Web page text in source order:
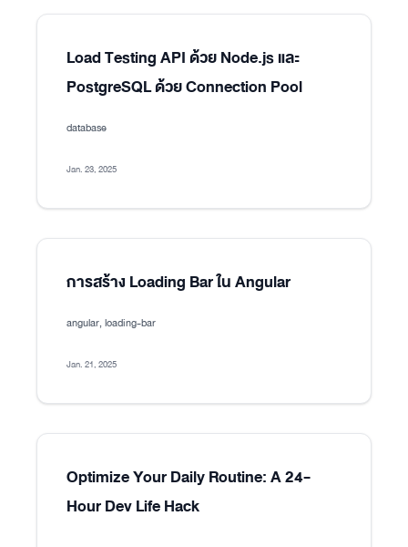
Load Testing API ด้วย Node.js และ
PostgreSQL ด้วย Connection Pool
database
Jan. 23, 2025
การสร้าง Loading Bar ใน Angular
angular, loading-bar
Jan. 21, 2025
Optimize Your Daily Routine: A 24-
Hour Dev Life Hack